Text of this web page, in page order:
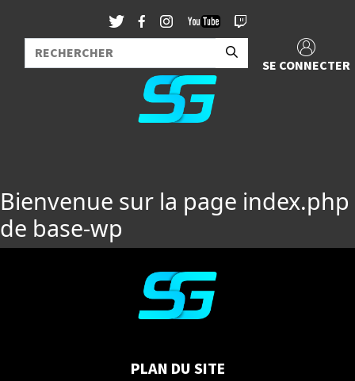
SE CONNECTER
Bienvenue sur la page index.php
de base-wp
PLAN DU SITE